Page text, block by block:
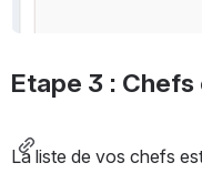
Etape 3 :
La liste de vos chefs